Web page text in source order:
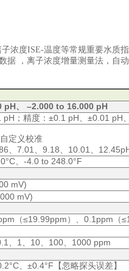
浓度ISE-温度等常规重要水质
据 ，离子浓度增量测量法， 自
pH、 –2.000 to 16.000 pH
； 精度： ±0.1 pH、±0.01 pH
定义校准
、7.01、9.18、10.01、
、-4.0 to 248.0°F
mV)
mV)
（≤19.99ppm）、0.1ppm（
、1、10、100、1000 ppm
、±0.4°F 【忽略探头误差】